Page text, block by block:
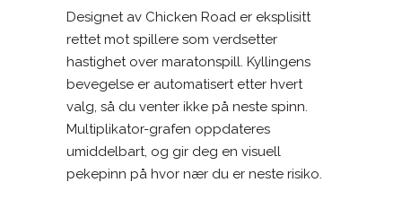
Designet av Chicken Road er eksplisitt
rettet mot spillere som verdsetter
hastighet over maratonspill. Kyllingens
bevegelse er automatisert etter hvert
valg, så du venter ikke på neste spinn.
Multiplikator-grafen oppdateres
umiddelbart, og gir deg en visuell
pekepinn på hvor nær du er neste risiko.